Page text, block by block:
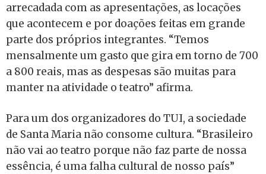
arrecadada com as apresentações, as locações
que acontecem e por doações feitas em grande
parte dos próprios integrantes. “Temos
mensalmente um gasto que gira em torno de 700
a 800 reais, mas as despesas são muitas para
manter na atividade o teatro” afirma.
Para um dos organizadores do TUI, a sociedade
de Santa Maria não consome cultura. “Brasileiro
não vai ao teatro porque não faz parte de nossa
essência, é uma falha cultural de nosso país”